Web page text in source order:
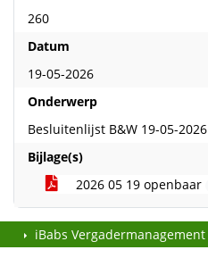
260
Datum
19-05-2026
Onderwerp
Besluitenlijst B&W 19-05-2026
Bijlage(s)
2026 05 19 openbaar
iBabs Vergadermanagement